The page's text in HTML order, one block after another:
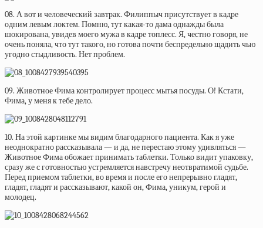
08. А вот и человеческий завтрак. Филиппыч присутствует в кадре
одним левым локтем. Помню, тут какая-то дама однажды была
шокирована, увидев моего мужа в кадре топлесс. Я, честно говоря, не
очень поняла, что тут такого, но готова почти беспредельно щадить чью
угодно стыдливость. Нет проблем.
09. Животное Фима контролирует процесс мытья посуды. О! Кстати,
Фима, у меня к тебе дело.
10. На этой картинке мы видим благодарного пациента. Как я уже
неоднократно рассказывала — и да, не перестаю этому удивляться —
Животное Фима обожает принимать таблетки. Только видит упаковку,
сразу же с готовностью устремляется навстречу неотвратимой судьбе.
Перед приемом таблетки, во время и после его непрерывно гладят,
гладят, гладят и рассказывают, какой он, Фима, уникум, герой и
молодец.